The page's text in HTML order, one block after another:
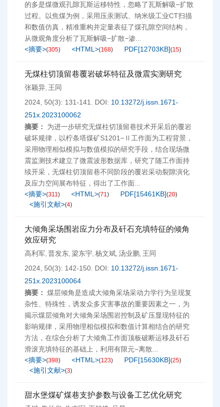
的多是煤微观孔隙瓦斯运移特性，忽略了瓦斯解吸−扩散
过程。以焦煤为例，采用压汞测试、纳米级工业CT扫描
和数值仿真，精准重构并定量表征了煤孔隙空间结构，
从微观角度分析了瓦斯解吸−扩散−渗...
<摘要>(305) <HTML>(168) PDF[12703KB](15)
无煤柱切顶留巷覆岩破坏特征及微震实测研究
张颖异, 王同
2024, 50(3): 131-141.
DOI: 10.13272/j.issn.1671-
251x.2023100062
摘要：
为进一步研究无煤柱切顶留巷技术开采后的覆岩
破坏规律，以柠条塔煤矿S1201−Ⅱ工作面为工程背景，
采用物理相似模拟与数值模拟的研究手段，结合现场微
震监测技术建立了微震波形数据库，研究了随工作面持
续开采，无煤柱切顶留巷不同阶段的覆岩采动裂隙演化
及应力空间展布特征，得出了工作面...
<摘要>(311) <HTML>(71) PDF[15461KB](20)
<施引文献>(4)
大倾角采场围岩应力分布及矸石充填特征的倾角
效应研究
高利军, 晋发东, 梁东宇, 杨文斌, 汤业鹏, 王同
2024, 50(3): 142-150. DOI: 10.13272/j.issn.1671-
251x.2023100064
摘要： 煤层倾角是造成大倾角采场采动力学行为呈现复
杂性、特殊性，诱发众多灾害事故的重要因素之一，为
揭示煤层倾角对大倾角采场围岩控制及矿压显现特征的
影响规律，采用物理相似模拟和数值计算相结合的研究
方法，在综合分析了大倾角工作面顶板破断运移及矸石
滑滚充填特征的基础上，利用有限元−离散...
<摘要>(398) <HTML>(123) PDF[15630KB](25)
<施引文献>(3)
甜水堡煤矿煤巷支护参数与设备工艺优化研究